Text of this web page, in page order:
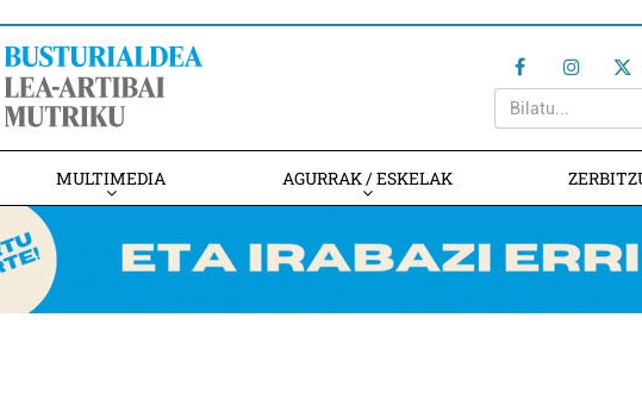
MULTIMEDIA AGURRAK / ESKELAK